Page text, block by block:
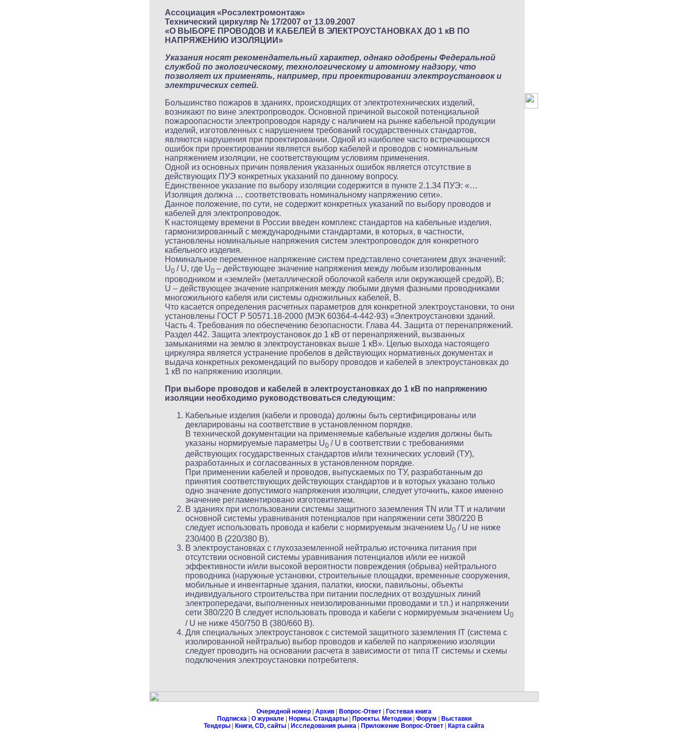
Ассоциация «Росэлектромонтаж»
Технический циркуляр № 17/2007 от 13.09.2007
«О ВЫБОРЕ ПРОВОДОВ И КАБЕЛЕЙ В ЭЛЕКТРОУСТАНОВКАХ ДО 1 кВ ПО
НАПРЯЖЕНИЮ ИЗОЛЯЦИИ»
Указания носят рекомендательный характер, однако одобрены Федеральной
службой по экологическому, технологическому и атомному надзору, что
позволяет их применять, например, при проектировании электроустановок и
электрических сетей.
Большинство пожаров в зданиях, происходящих от электротехнических изделий,
возникают по вине электропроводок. Основной причиной высокой потенциальной
пожароопасности электропроводок наряду с наличием на рынке кабельной продукции
изделий, изготовленных с нарушением требований государственных стандартов,
являются нарушения при проектировании. Одной из наиболее часто встречающихся
ошибок при проектировании является выбор кабелей и проводов с номинальным
напряжением изоляции, не соответствующим условиям применения.
Одной из основных причин появления указанных ошибок является отсутствие в
действующих ПУЭ конкретных указаний по данному вопросу.
Единственное указание по выбору изоляции содержится в пункте 2.1.34 ПУЭ: «…
Изоляция должна … соответствовать номинальному напряжению сети».
Данное положение, по сути, не содержит конкретных указаний по выбору проводов и
кабелей для электропроводок.
К настоящему времени в России введен комплекс стандартов на кабельные изделия,
гармонизированный с международными стандартами, в которых, в частности,
установлены номинальные напряжения систем электропроводок для конкретного
кабельного изделия.
Номинальное переменное напряжение систем представлено сочетанием двух значений:
U0/ U, где U0– действующее значение напряжения между любым изолированным
проводником и «землей» (металлической оболочкой кабеля или окружающей средой), В;
U – действующее значение напряжения между любыми двумя фазными проводниками
многожильного кабеля или системы одножильных кабелей, В.
Что касается определения расчетных параметров для конкретной электроустановки, то они
установлены ГОСТ Р 50571.18-2000 (МЭК 60364-4-442-93) «Электроустановки зданий.
Часть 4. Требования по обеспечению безопасности. Глава 44. Защита от перенапряжений.
Раздел 442. Защита электроустановок до 1 кВ от перенапряжений, вызванных
замыканиями на землю в электроустановках выше 1 кВ». Целью выхода настоящего
циркуляра является устранение пробелов в действующих нормативных документах и
выдача конкретных рекомендаций по выбору проводов и кабелей в электроустановках до
1 кВ по напряжению изоляции.
При выборе проводов и кабелей в электроустановках до 1 кВ по напряжению
изоляции необходимо руководствоваться следующим:
Кабельные изделия (кабели и провода) должны быть сертифицированы или
декларированы на соответствие в установленном порядке.
В технической документации на применяемые кабельные изделия должны быть
указаны нормируемые параметры U0/ U в соответствии с требованиями
действующих государственных стандартов и/или технических условий (ТУ),
разработанных и согласованных в установленном порядке.
При применении кабелей и проводов, выпускаемых по ТУ, разработанным до
принятия соответствующих действующих стандартов и в которых указано только
одно значение допустимого напряжения изоляции, следует уточнить, какое именно
значение регламентировано изготовителем.
В зданиях при использовании системы защитного заземления TN или TT и наличии
основной системы уравнивания потенциалов при напряжении сети 380/220 В
следует использовать провода и кабели с нормируемым значением U0/ U не ниже
230/400 В (220/380 В).
В электроустановках с глухозаземленной нейтралью источника питания при
отсутствии основной системы уравнивания потенциалов и/или ее низкой
эффективности и/или высокой вероятности повреждения (обрыва) нейтрального
проводника (наружные установки, строительные площадки, временные сооружения,
мобильные и инвентарные здания, палатки, киоски, павильоны, объекты
индивидуального строительства при питании последних от воздушных линий
электропередачи, выполненных неизолированными проводами и т.п.) и напряжении
сети 380/220 В следует использовать провода и кабели с нормируемым значением U0
/ U не ниже 450/750 В (380/660 В).
Для специальных электроустановок с системой защитного заземления IT (система с
изолированной нейтралью) выбор проводов и кабелей по напряжению изоляции
следует проводить на основании расчета в зависимости от типа IT системы и схемы
подключения электроустановки потребителя.
Очередной номер Архив Вопрос-Ответ
Гостевая книга
Подписка| О журнале| Нормы. Стандарты| Проекты. Методики| Форум
Выставки
Тендеры
Книги, CD, сайты Исследования рынка Приложение Вопрос-Ответ Карта сайта